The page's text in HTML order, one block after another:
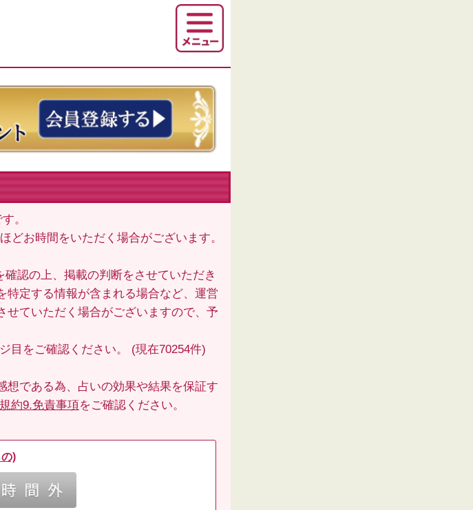
。
どお時間をいただく場合がございます。
認の上、掲載の判断をさせていただき
特定する情報が含まれる場合など、運営
せていただく場合がございますので、予
目 をご確認ください。 (現在70254件)
想である為、占いの効果や結果を保証す
約9.免責事項をご確認ください。
)